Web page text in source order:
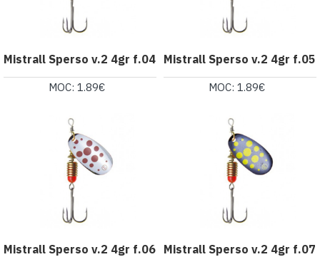
Mistrall Sperso v.2 4gr f.04
MOC: 1.89€
Mistrall Sperso v.2 4gr f.05
MOC: 1.89€
Mistrall Sperso v.2 4gr f.06 Mistrall Sperso v.2 4gr f.07